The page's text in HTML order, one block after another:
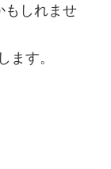
もしれませ
す。